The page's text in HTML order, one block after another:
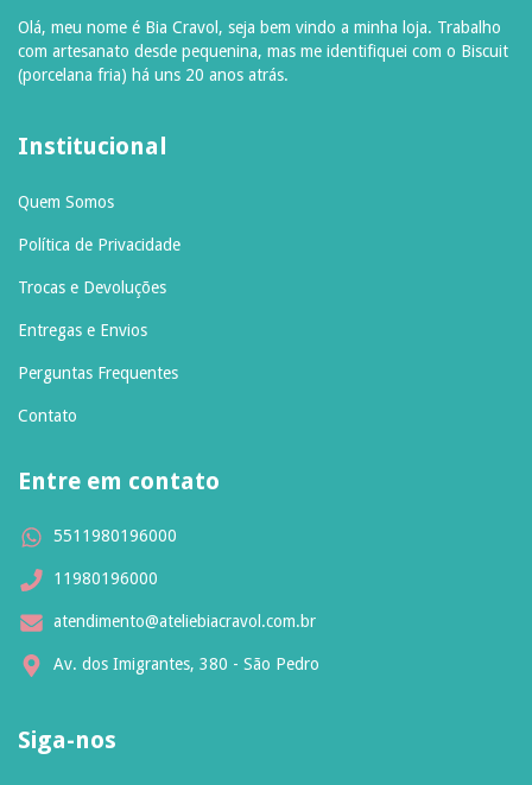
Olá, meu nome é Bia Cravol, seja bem vindo a minha loja. Trabalho
com artesanato desde pequenina, mas me identifiquei com o Biscuit
(porcelana fria) há uns 20 anos atrás.
Institucional
Quem Somos
Política de Privacidade
Trocas e Devoluções
Entregas e Envios
Perguntas Frequentes
Contato
Entre em contato
5511980196000
11980196000
atendimento@ateliebiacravol.com.br
Av. dos Imigrantes, 380 - São Pedro
Siga-nos